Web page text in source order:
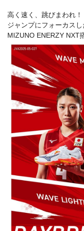
高く速く、跳びまわれ！
ジャンプにフォーカスし
MIZUNO ENERZY NXT